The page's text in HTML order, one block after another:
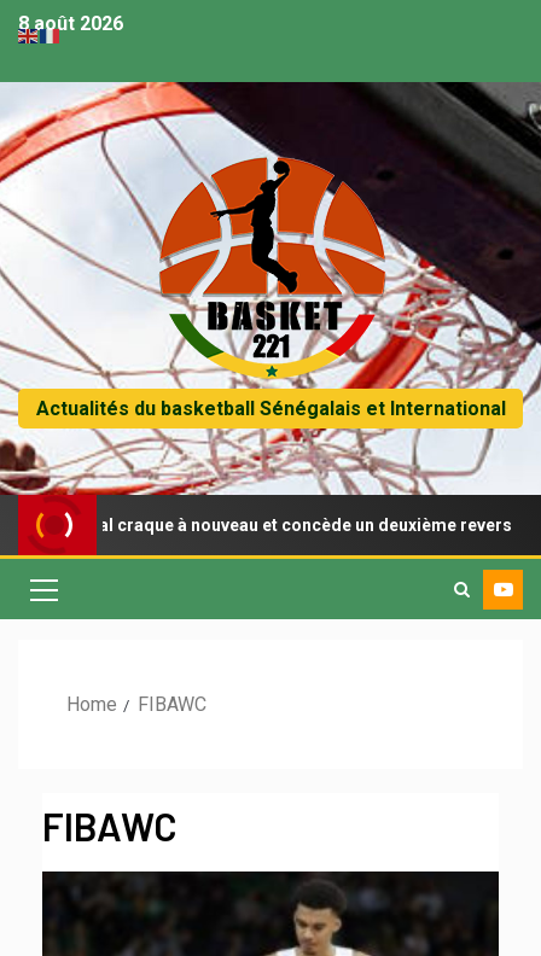
8 août 2026
Actualités du basketball Sénégalais et International
craque à nouveau et concède un deuxième revers
Home FIBAWC
FIBAWC